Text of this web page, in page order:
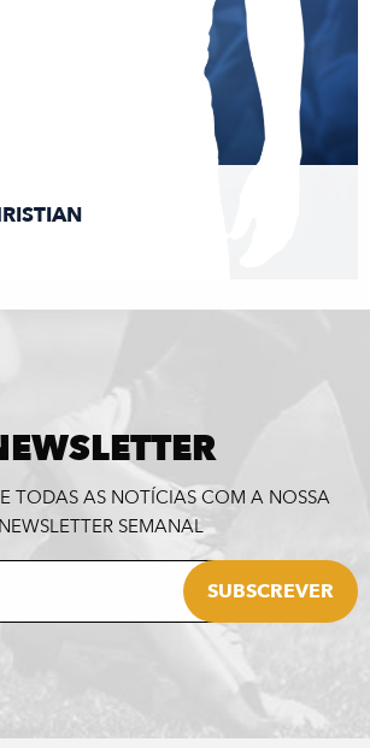
TODAS AS NOTÍCIAS COM A NOSSA
NEWSLETTER SEMANAL